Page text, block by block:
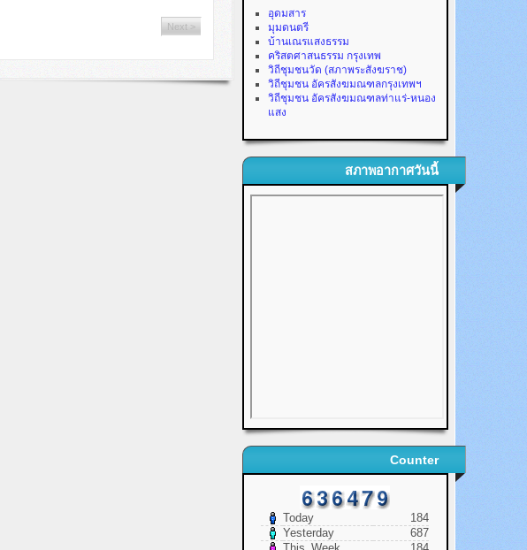
Next >
อุดมสาร
มุมดนตรี
บ้านเณรแสงธรรม
คริสตศาสนธรรม กรุงเทพ
วิถีชุมชนวัด (สภาพระสังฆราช)
วิถีชุมชน อัครสังฆมณฑลกรุงเทพฯ
วิถีชุมชน อัครสังฆมณฑลท่าแร่-หนอง
แสง
สภาพอากาศวันนี้
Counter
Today
184
Yesterday
687